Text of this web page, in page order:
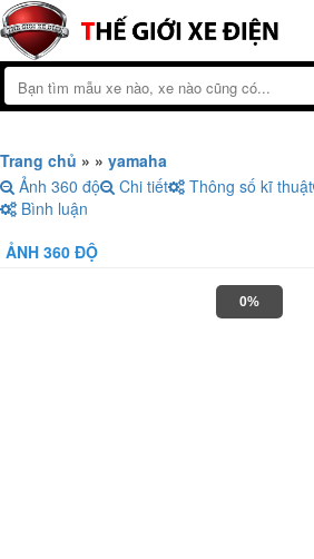
Trang chủ » » yamaha
Ảnh 360 độ
Chi tiết Thông số kĩ thuật
Bình luận
ẢNH 360 ĐỘ
0%